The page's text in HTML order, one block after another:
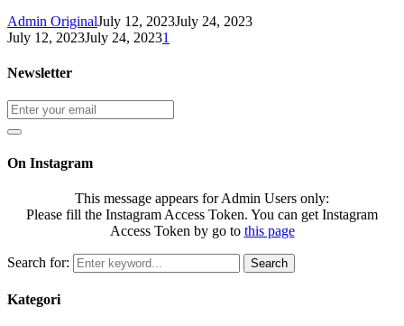
Admin OriginalJuly 12, 2023July 24, 2023
July 12, 2023July 24, 20231
Newsletter
On Instagram
This message appears for Admin Users only:
Please fill the Instagram Access Token. You can get Instagram
Access Token by go to this page
Search for: Search
Kategori